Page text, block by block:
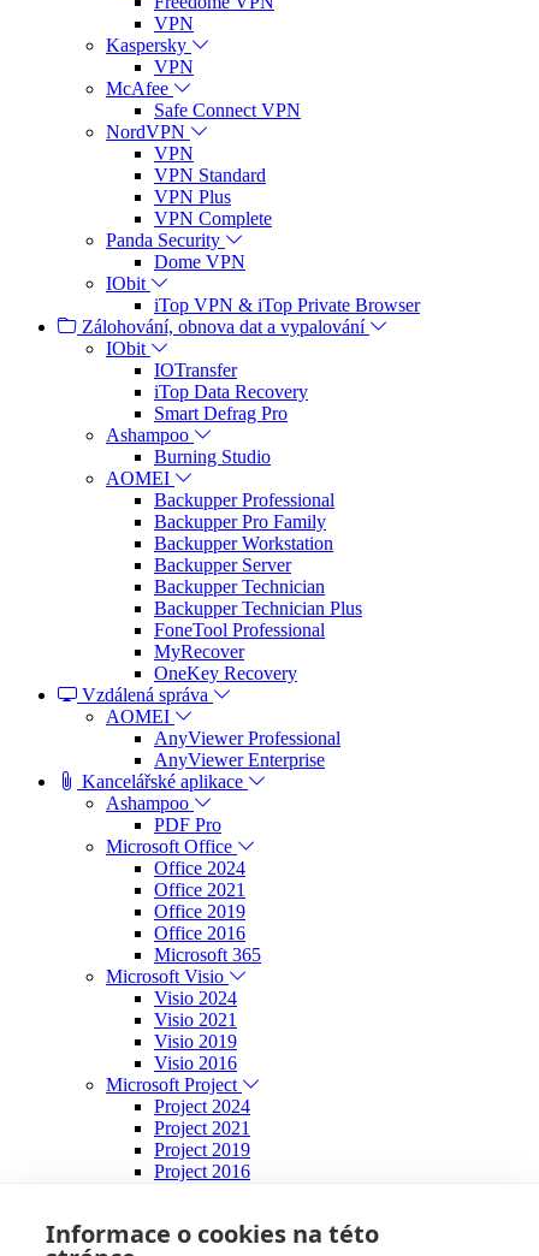
VPN
Kaspersky
VPN
McAfee
Safe Connect VPN
NordVPN
VPN
VPN Standard
VPN Plus
VPN Complete
Panda Security
Dome VPN
IObit
iTop VPN & iTop Private Browser
Zálohování, obnova dat a vypalování
IObit
IOTransfer
iTop Data Recovery
Smart Defrag Pro
Ashampoo
Burning Studio
AOMEI
Backupper Professional
Backupper Pro Family
Backupper Workstation
Backupper Server
Backupper Technician
Backupper Technician Plus
FoneTool Professional
MyRecover
OneKey Recovery
Vzdálená správa
AOMEI
AnyViewer Professional
AnyViewer Enterprise
Kancelářské aplikace
Ashampoo
PDF Pro
Microsoft Office
Office 2024
Office 2021
Office 2019
Office 2016
Microsoft 365
Microsoft Visio
Visio 2024
Visio 2021
Visio 2019
Visio 2016
Microsoft Project
Project 2024
Project 2021
Project 2019
Project 2016
Operační systémy
Informace o cookies na této